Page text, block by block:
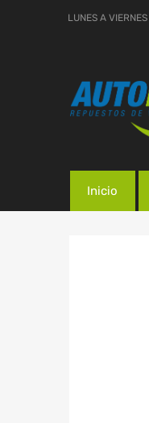
LUNES A VIERNES
Inicio